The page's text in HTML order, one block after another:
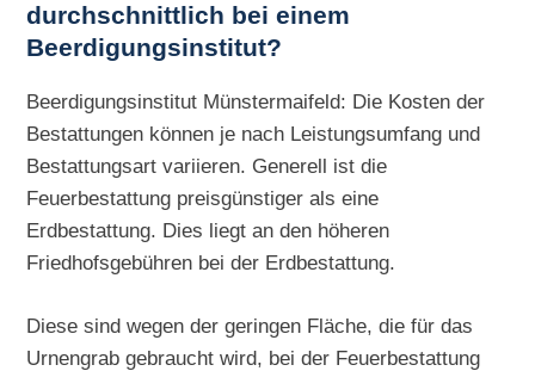
durchschnittlich bei einem
Beerdigungsinstitut?
Beerdigungsinstitut Münstermaifeld: Die Kosten der
Bestattungen können je nach Leistungsumfang und
Bestattungsart variieren. Generell ist die
Feuerbestattung preisgünstiger als eine
Erdbestattung. Dies liegt an den höheren
Friedhofsgebühren bei der Erdbestattung.
Diese sind wegen der geringen Fläche, die für das
Urnengrab gebraucht wird, bei der Feuerbestattung